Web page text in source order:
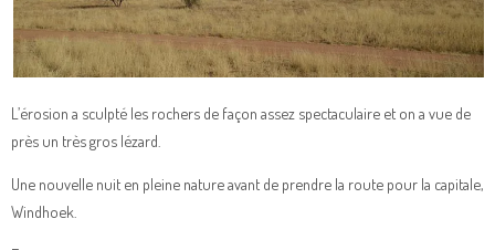
L’érosion a sculpté les rochers de façon assez spectaculaire et on a vue de
près un très gros lézard.
Une nouvelle nuit en pleine nature avant de prendre la route pour la capitale,
Windhoek.